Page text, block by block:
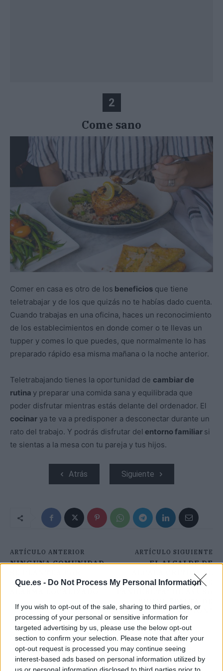
Que.es - Do Not Process My Personal Information
If you wish to opt-out of the sale, sharing to third parties, or
processing of your personal or sensitive information for
targeted advertising by us, please use the below opt-out
section to confirm your selection. Please note that after your
opt-out request is processed you may continue seeing
interest-based ads based on personal information utilized by
us or personal information disclosed to third parties prior to
2
Come sano
Comer en casa es otro de los beneficios que tiene
teletrabajar y de los que quizás no te habías dado cuenta.
Cuando trabajas en una oficina, haces un reconocimiento
de los establecimientos en donde comer o te llevas un
tupper y comes lo que puedes, que normalmente lo has
preparado rápido esa misma mañana o la noche anterior.
Teletrabajando tienes la oportunidad de cambiar de
rutina y preparar una comida sana y equilibrada que
poder disfrutar mientras estás delante del ordenador. El
cocinar ya te va a predisponer a desconectar durante un
rato del trabajo. Y podrás disfrutar del entorno familiar si
te sientas a la mesa con tu pareja y tus hijos.
Atrás Siguiente
ARTÍCULO ANTERIOR
NINGUNA COMUNIDAD
AHORA UN ESTADO DE
ARTÍCULO SIGUIENTE
EL ALCALDE DE
ALCALÁ CRITICA EL
"GOBIERNO DE
COORDINACIÓN"